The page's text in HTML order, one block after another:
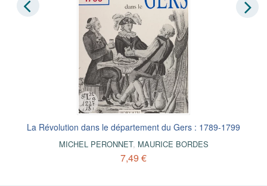
La Révolution dans le département du Gers : 1789-1799
MICHEL PERONNET, MAURICE BORDES
7,49 €